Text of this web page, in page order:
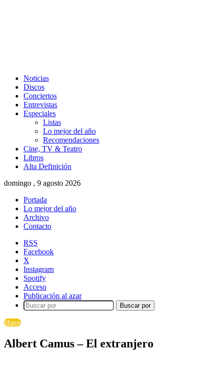
Noticias
Discos
Conciertos
Entrevistas
Especiales
Listas
Lo mejor del año
Recomendaciones
Cine, TV & Teatro
Libros
Alta Definición
domingo , 9 agosto 2026
Portada
Lo mejor del año
Archivo
Contacto
RSS
Facebook
X
Instagram
Spotify
Acceso
Publicación al azar
Buscar por
libros
Albert Camus – El extranjero